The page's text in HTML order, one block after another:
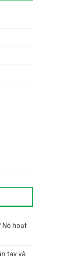
Nó hoạt
tay và